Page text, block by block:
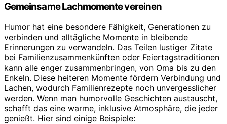
Gemeinsame Lachmomente vereinen
Humor hat eine besondere Fähigkeit, Generationen zu
verbinden und alltägliche Momente in bleibende
Erinnerungen zu verwandeln. Das Teilen lustiger Zitate
bei Familienzusammenkünften oder Feiertagstraditionen
kann alle enger zusammenbringen, von Oma bis zu den
Enkeln. Diese heiteren Momente fördern Verbindung und
Lachen, wodurch Familienrezepte noch unvergesslicher
werden. Wenn man humorvolle Geschichten austauscht,
schafft das eine warme, inklusive Atmosphäre, die jeder
genießt. Hier sind einige Beispiele: